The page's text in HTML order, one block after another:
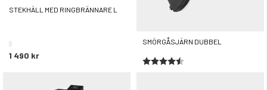
STEKHÄLL MED RINGBRÄNNARE L
1 490 kr
SMÖRGÅSJÄRN DUBBEL
Betyg:
4.6 utav 5 stjärnor